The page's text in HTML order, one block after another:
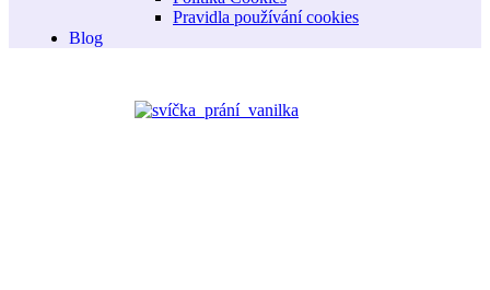
Pravidla používání cookies
Blog